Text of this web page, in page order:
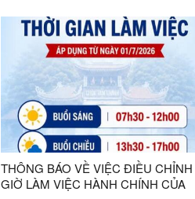
THÔNG BÁO VỀ VIỆC ĐIỀU CHỈNH
GIỜ LÀM VIỆC HÀNH CHÍNH CỦA